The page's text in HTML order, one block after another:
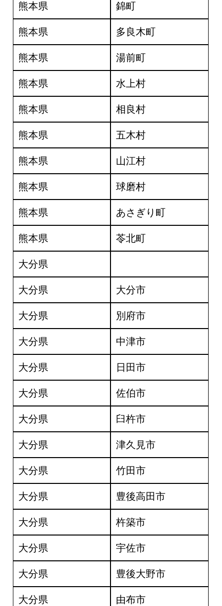
熊本県 錦町
熊本県 多良木町
熊本県 湯前町
熊本県 水上村
熊本県 相良村
熊本県 五木村
熊本県 山江村
熊本県 球磨村
熊本県 あさぎり町
熊本県 苓北町
大分県
大分県 大分市
大分県 別府市
大分県 中津市
大分県 日田市
大分県 佐伯市
大分県 臼杵市
大分県 津久見市
大分県 竹田市
大分県 豊後高田市
大分県 杵築市
大分県 宇佐市
大分県 豊後大野市
大分県 由布市